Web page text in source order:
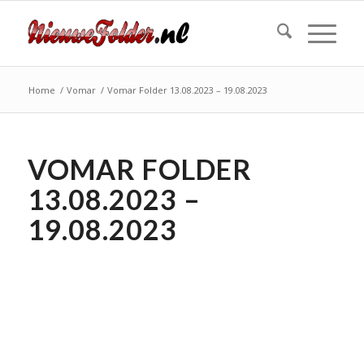
Home / Vomar / Vomar Folder 13.08.2023 – 19.08.2023
VOMAR FOLDER
13.08.2023 –
19.08.2023